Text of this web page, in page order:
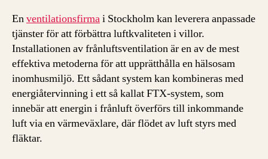
Enventilationsfirmai Stockholm kan leverera anpassade
tjänster för att förbättra luftkvaliteten i villor.
Installationen av frånluftsventilation är en av de mest
effektiva metoderna för att upprätthålla en hälsosam
inomhusmiljö. Ett sådant system kan kombineras med
energiåtervinning i ett så kallat FTX-system, som
innebär att energin i frånluft överförs till inkommande
luft via en värmeväxlare, där flödet av luft styrs med
fläktar.